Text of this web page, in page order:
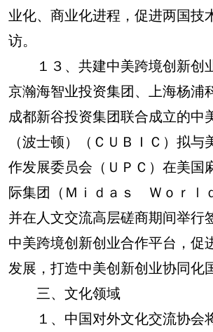
业化、商业化进程，促进两国技
访。
１３、共建中美跨境创新创
京瀚海智业投资集团、上海杨浦
成都新谷投资集团联合成立的中
（波士顿）（ＣＵＢＩＣ）拟与
作发展委员会（ＵＰＣ）在美国
际集团（Ｍｉｄａｓ Ｗｏｒｌ
并在人文交流高层磋商期间举行
中美跨境创新创业合作平台，促
发展，打造中美创新创业协同化
三、文化领域
１、中国对外文化交流协会